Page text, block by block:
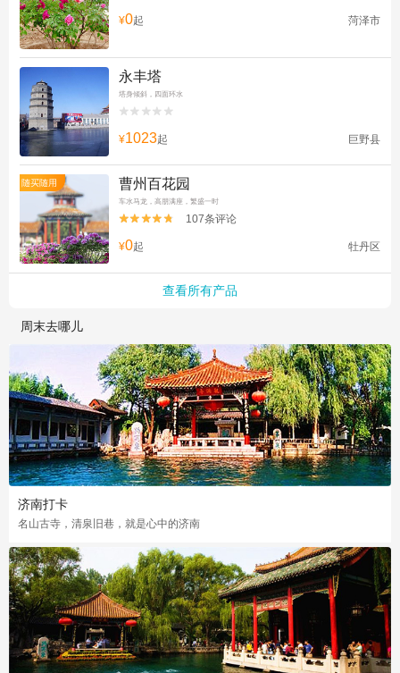
¥0起 菏泽市
永丰塔
塔身倾斜，四面环水


¥1023起 巨野县
随买随用 曹州百花园
车水马龙，高朋满座，繁盛一时

 107条评论
¥0起 牡丹区
查看所有产品
周末去哪儿
济南打卡
名山古寺，清泉旧巷，就是心中的济南